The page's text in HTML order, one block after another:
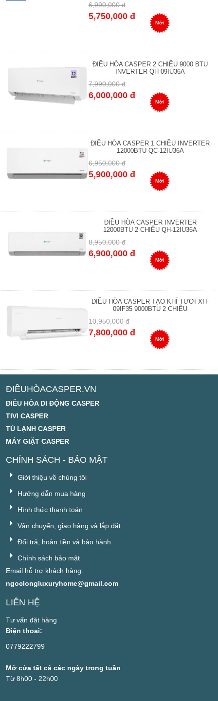
6,990,000 đ
5,750,000 đ
Mới
ĐIỀU HÒA CASPER 2 CHIỀU 9000 BTU
INVERTER QH-09IU36A
7,990,000 đ
6,000,000 đ
Mới
ĐIỀU HÒA CASPER 1 CHIỀU INVERTER
12000BTU QC-12IU36A
6,950,000 đ
5,900,000 đ
Mới
ĐIỀU HÒA CASPER INVERTER
12000BTU 2 CHIỀU QH-12IU36A
8,950,000 đ
6,900,000 đ
Mới
ĐIỀU HÒA CASPER TẠO KHÍ TƯƠI XH-
09IF35 9000BTU 2 CHIỀU
10,950,000 đ
7,800,000 đ
Mới
ĐIỀUHÒACASPER.VN
ĐIỀU HÒA DI ĐỘNG CASPER
TIVI CASPER
TỦ LẠNH CASPER
MÁY GIẶT CASPER
CHÍNH SÁCH - BẢO MẬT
Giới thiệu về chúng tôi
Hướng dẫn mua hàng
Hình thức thanh toán
Vận chuyển, giao hàng và lắp đặt
Đổi trả, hoàn tiền và bảo hành
Chính sách bảo mật
Email hỗ trợ khách hàng:
ngoclongluxuryhome@gmail.com
LIÊN HỆ
Tư vấn đặt hàng
Điện thoai:
0779222799
Mở cửa tất cả các ngày trong tuần
Từ 8h00 - 22h00